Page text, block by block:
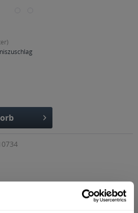
mit unseren Getränken.